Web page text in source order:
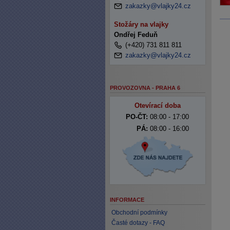
zakazky@vlajky24.cz
Stožáry na vlajky
Ondřej Feduň
(+420) 731 811 811
zakazky@vlajky24.cz
PROVOZOVNA - PRAHA 6
Otevírací doba
PO-ČT: 08:00 - 17:00
PÁ: 08:00 - 16:00
INFORMACE
Obchodní podmínky
Časté dotazy - FAQ